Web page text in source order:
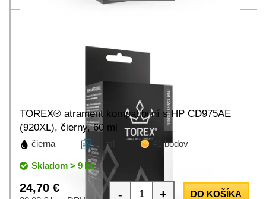
TOREX® atrament kompatibilní s HP CD975AE
(920XL), čierny, 60 ml
čierna 60 ml 41 bodov
Skladom > 9 ks
24,70 € - + DO KOŠÍKA